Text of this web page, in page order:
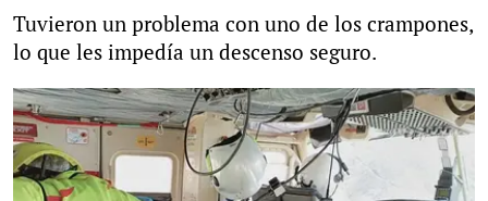
Tuvieron un problema con uno de los crampones,
lo que les impedía un descenso seguro.